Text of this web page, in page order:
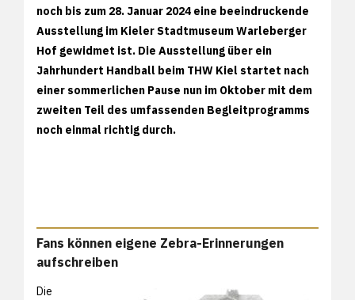
noch bis zum 28. Januar 2024 eine beeindruckende
Ausstellung im Kieler Stadtmuseum Warleberger
Hof gewidmet ist. Die Ausstellung über ein
Jahrhundert Handball beim THW Kiel startet nach
einer sommerlichen Pause nun im Oktober mit dem
zweiten Teil des umfassenden Begleitprogramms
noch einmal richtig durch.
Fans können eigene Zebra-Erinnerungen
aufschreiben
Die